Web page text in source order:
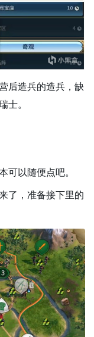
后造兵的造兵，缺
。
以随便点吧。
了，准备接下里的